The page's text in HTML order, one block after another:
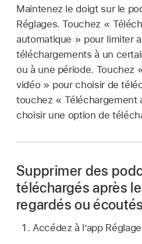
Maintenez le doigt sur le
Réglages. Touchez «
automatique » pour limiter
téléchargements à un
ou à une période. Touchez
vidéo » pour choisir de
touchez « Téléchargement
choisir une option de
Supprimer des
téléchargés après
regardés ou écoutés
Accédez à l’app